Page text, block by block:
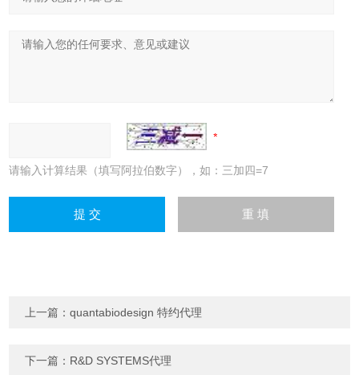
请输入计算结果（填写阿拉伯数字），如：三加四=7
上一篇：quantabiodesign 特约代理
下一篇： R&D SYSTEMS代理